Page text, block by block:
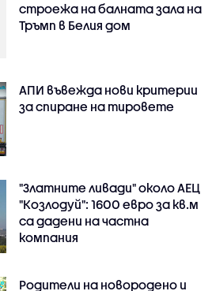
строежа на балната зала на
Тръмп в Белия дом
АПИ въвежда нови критерии
за спиране на тировете
"Златните ливади" около АЕЦ
"Козлодуй": 1600 евро за кв.м
са дадени на частна
компания
Родители на новородено и